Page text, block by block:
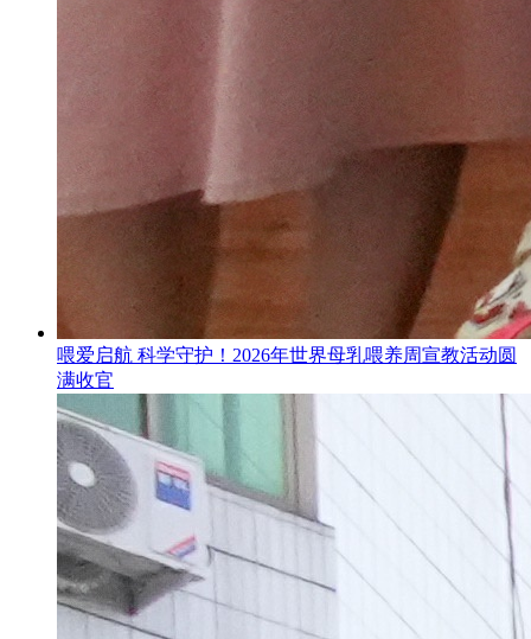
喂爱启航 科学守护！2026年世界母乳喂养周宣教活动圆
满收官